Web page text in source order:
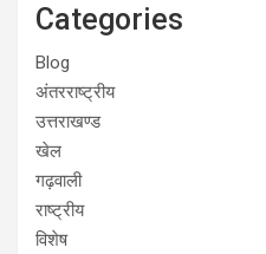
Categories
Blog
अंतरराष्ट्रीय
उत्तराखण्ड
खेल
गढ़वाली
राष्ट्रीय
विशेष